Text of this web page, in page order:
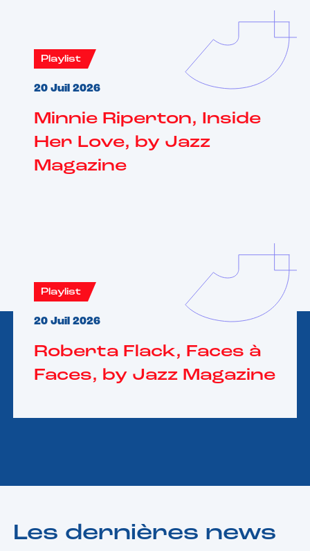
Playlist
20 Juil 2026
Minnie Riperton, Inside
Her Love, by Jazz
Magazine
Playlist
20 Juil 2026
Roberta Flack, Faces à
Faces, by Jazz Magazine
Les dernières news